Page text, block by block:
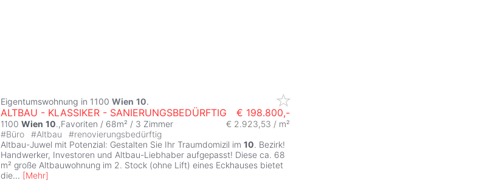
Eigentumswohnung in 1100 Wien 10.
ALTBAU - KLASSIKER - SANIERUNGSBEDÜRFTIG € 198.800,-
1100 Wien 10.,Favoriten / 68m² / 3 Zimmer
€ 2.923,53 / m²
#Büro #Altbau #renovierungsbedürftig
Altbau-Juwel mit Potenzial: Gestalten Sie Ihr Traumdomizil im 10. Bezirk!
Handwerker, Investoren und Altbau-Liebhaber aufgepasst! Diese ca. 68
m² große Altbauwohnung im 2. Stock (ohne Lift) eines Eckhauses bietet
die... [Mehr]